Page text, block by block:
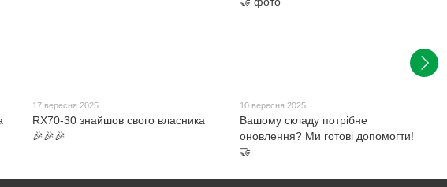
17 вересня 2025
RX70-30 знайшов свого власника
🎉🎉🎉
10 вересня 2025
Вашому складу потрібне
оновлення? Ми готові допомогти!
🤝